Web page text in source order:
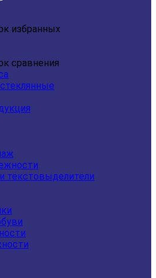
избранных
сравнения
текстовыделители